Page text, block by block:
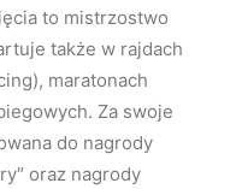
to mistrzostwo
także w rajdach
maratonach
Za swoje
do nagrody
oraz nagrody